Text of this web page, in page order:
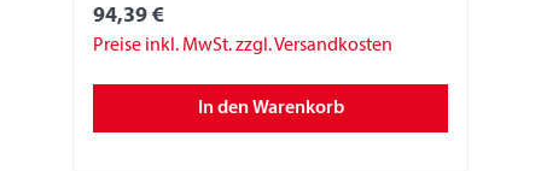
94,39 €
Preise inkl. MwSt. zzgl. Versandkosten
In den Warenkorb